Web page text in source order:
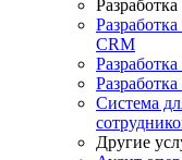
Разработка
CRM
Система
Другие